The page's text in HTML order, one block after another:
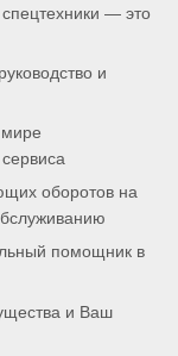
— это
и
оборотов на
помощник в
и Ваш